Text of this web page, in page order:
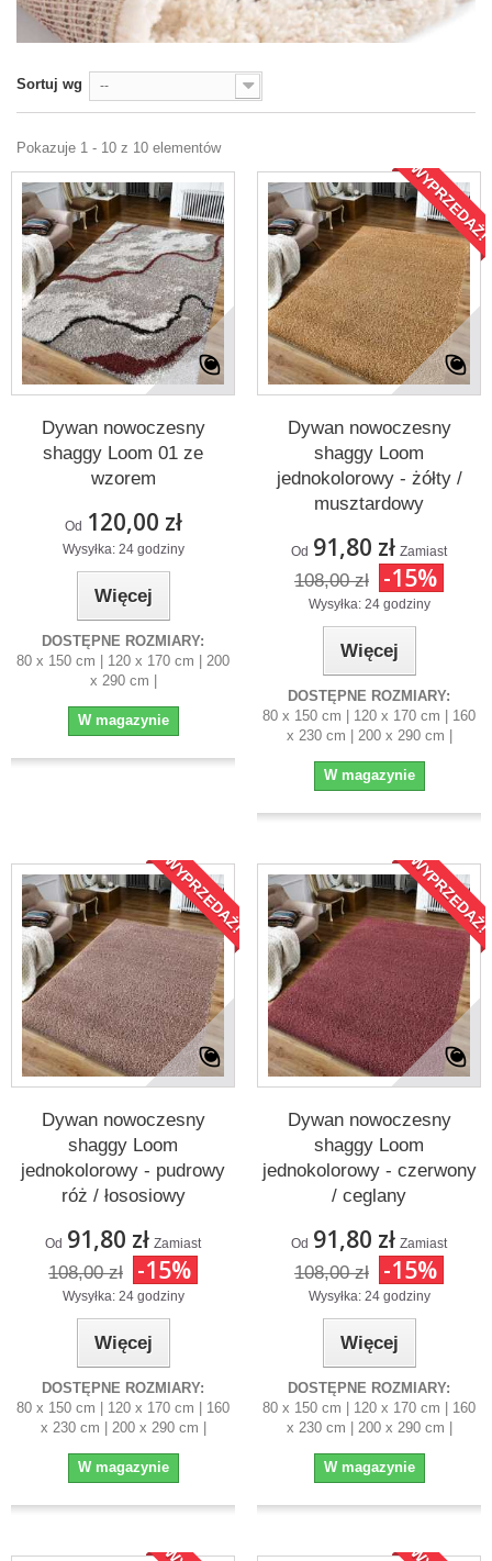
Sortuj wg --
Pokazuje 1 - 10 z 10 elementów
Dywan nowoczesny
shaggy Loom 01 ze
wzorem
Od 120,00 zł
Wysyłka: 24 godziny
Więcej
DOSTĘPNE ROZMIARY:
80 x 150 cm | 120 x 170 cm | 200
x 290 cm |
W magazynie
WYPRZEDAŻ!
Dywan nowoczesny
shaggy Loom
jednokolorowy - żółty /
musztardowy
Od 91,80 zł Zamiast
108,00 zł -15%
Wysyłka: 24 godziny
Więcej
DOSTĘPNE ROZMIARY:
80 x 150 cm | 120 x 170 cm | 160
x 230 cm | 200 x 290 cm |
W magazynie
WYPRZEDAŻ!
Dywan nowoczesny
shaggy Loom
jednokolorowy - pudrowy
róż / łososiowy
Od 91,80 zł Zamiast
108,00 zł -15%
Wysyłka: 24 godziny
Więcej
DOSTĘPNE ROZMIARY:
80 x 150 cm | 120 x 170 cm | 160
x 230 cm | 200 x 290 cm |
W magazynie
WYPRZEDAŻ!
Dywan nowoczesny
shaggy Loom
jednokolorowy - czerwony
/ ceglany
Od 91,80 zł Zamiast
108,00 zł -15%
Wysyłka: 24 godziny
Więcej
DOSTĘPNE ROZMIARY:
80 x 150 cm | 120 x 170 cm | 160
x 230 cm | 200 x 290 cm |
W magazynie